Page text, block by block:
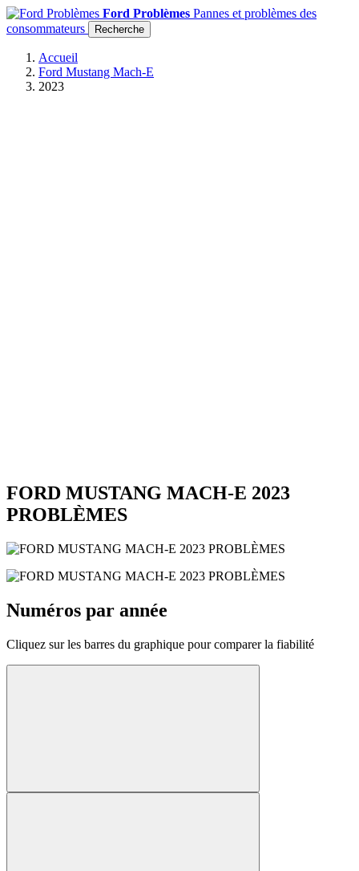
Ford Problèmes Pannes et problèmes des
consommateurs
Recherche
Accueil
Ford Mustang Mach-E
2023
FORD MUSTANG MACH-E 2023
PROBLÈMES
Numéros par année
Cliquez sur les barres du graphique pour comparer la fiabilité